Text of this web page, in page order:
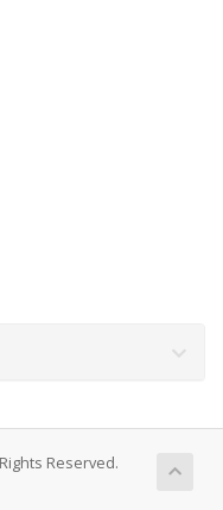
Reserved.